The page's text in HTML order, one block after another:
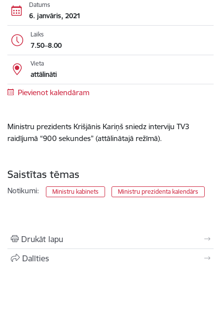
Datums
6. janvāris, 2021
Laiks
7.50–8.00
Vieta
attālināti
Pievienot kalendāram
Ministru prezidents Krišjānis Kariņš sniedz interviju TV3
raidījumā “900 sekundes” (attālinātajā režīmā).
Saistītas tēmas
Notikumi: Ministru kabinets Ministru prezidenta kalendārs
Drukāt lapu
Dalīties